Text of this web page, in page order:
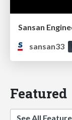
Sansan
sansan33
Featured
See All